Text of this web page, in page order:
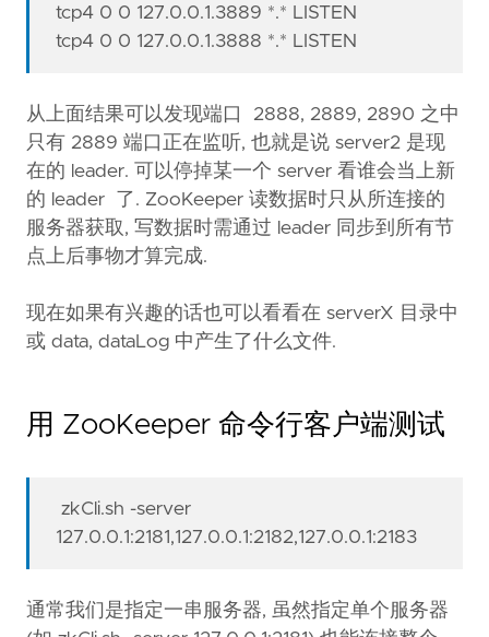
tcp4 0 0 127.0.0.1.3889 *.* LISTEN
tcp4 0 0 127.0.0.1.3888 *.* LISTEN
从上面结果可以发现端口 2888, 2889, 2890 之中
只有 2889 端口正在监听, 也就是说 server2 是现
在的 leader. 可以停掉某一个 server 看谁会当上新
的 leader 了. ZooKeeper 读数据时只从所连接的
服务器获取, 写数据时需通过 leader 同步到所有节
点上后事物才算完成.
现在如果有兴趣的话也可以看看在 serverX 目录中
或 data, dataLog 中产生了什么文件.
用 ZooKeeper 命令行客户端测试
zkCli.sh -server
127.0.0.1:2181,127.0.0.1:2182,127.0.0.1:2183
通常我们是指定一串服务器, 虽然指定单个服务器